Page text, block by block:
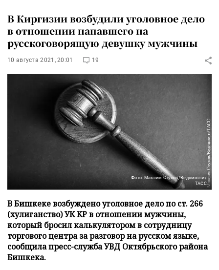
В Киргизии возбудили уголовное дело
в отношении напавшего на
русскоговорящую девушку мужчины
10 августа 2021, 20:01 19
Фото: Максим Стулов/Ведомости/
ТАСС
В Бишкеке возбуждено уголовное дело по ст. 266
(хулиганство) УК КР в отношении мужчины,
который бросил калькулятором в сотрудницу
торгового центра за разговор на русском языке,
сообщила пресс-служба УВД Октябрьского района
Бишкека.